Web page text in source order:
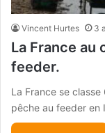
Vincent Hurtes 3
La France au
feeder.
La France se
pêche au feeder en